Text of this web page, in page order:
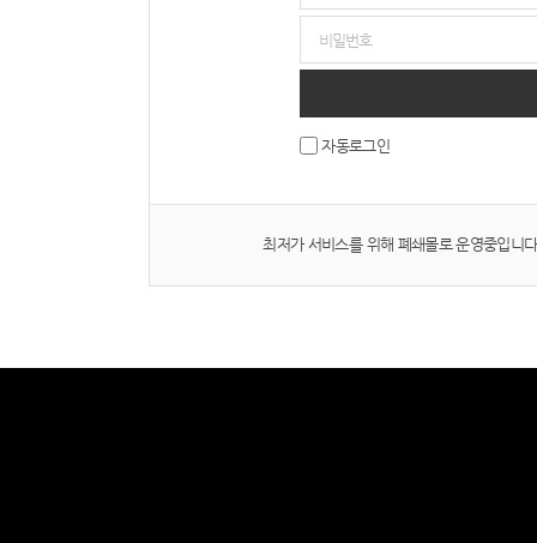
자동로그인
최저가 서비스를 위해 폐쇄몰로 운영중입니